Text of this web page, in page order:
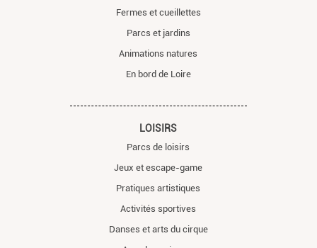
Fermes et cueillettes
Parcs et jardins
Animations natures
En bord de Loire
LOISIRS
Parcs de loisirs
Jeux et escape-game
Pratiques artistiques
Activités sportives
Danses et arts du cirque